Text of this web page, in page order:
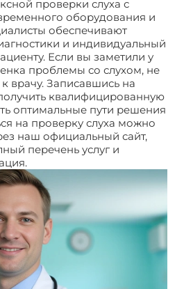
проверки слуха с
оборудования и
обеспечивают
и индивидуальный
Если вы заметили у
проблемы со слухом, не
врачу. Записавшись на
квалифицированную
оптимальные пути решения
на проверку слуха можно
наш официальный сайт,
перечень услуг и